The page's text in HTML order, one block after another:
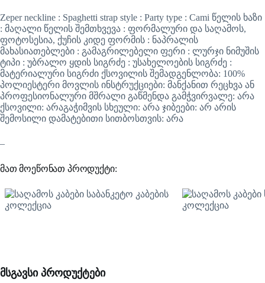
Zeper neckline : Spaghetti strap style : Party type : Cami წელის ხაზი
: მაღალი წელის შემთხვევა : ფორმალური და საღამოს,
ფოტოსესია, ქუჩის კიდე ფორმის : ნაპრალის
მახასიათებლები : გამაგრილებელი ფერი : ლურჯი ნიმუშის
ტიპი : უბრალო ყდის სიგრძე : უსახელოების სიგრძე :
მატერიალური სიგრძი ქსოვილის შემადგენლობა: 100%
პოლიესტერი მოვლის ინსტრუქციები: მანქანით რეცხვა ან
პროფესიონალური მშრალი გაწმენდა გამჭვირვალე: არა
ქსოვილი: არაგაჭიმვის სხეული: არა ჯიბეები: არ არის
შემოსილი დამატებითი სითბოსთვის: არა
–
მათ მოეწონათ პროდუქტი:
მსგავსი პროდუქტები